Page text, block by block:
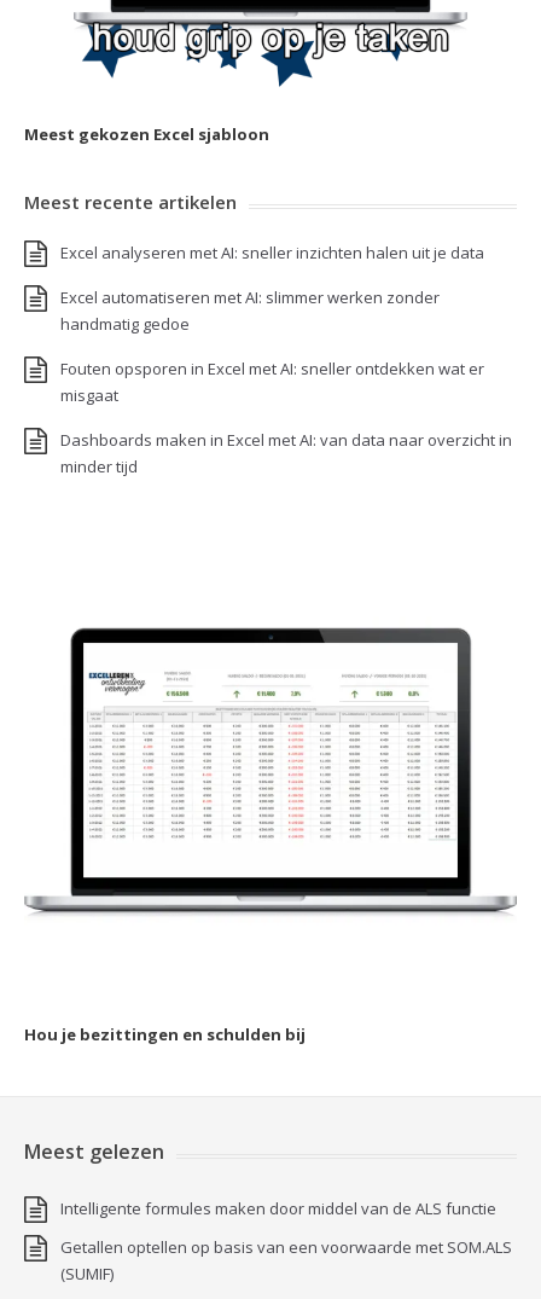
Meest gekozen Excel sjabloon
Meest recente artikelen
Excel analyseren met AI: sneller inzichten halen uit je data
Excel automatiseren met AI: slimmer werken zonder
handmatig gedoe
Fouten opsporen in Excel met AI: sneller ontdekken wat er
misgaat
Dashboards maken in Excel met AI: van data naar overzicht in
minder tijd
Hou je bezittingen en schulden bij
Meest gelezen
Intelligente formules maken door middel van de ALS functie
Getallen optellen op basis van een voorwaarde met SOM.ALS
(SUMIF)